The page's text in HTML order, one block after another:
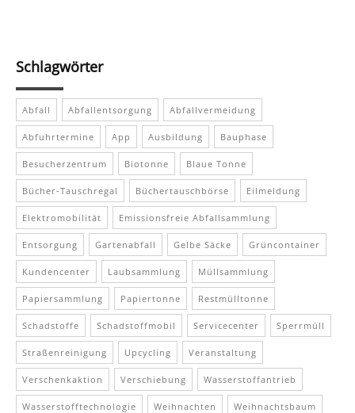
Schlagwörter
Abfall Abfallentsorgung Abfallvermeidung
Abfuhrtermine App Ausbildung Bauphase
Besucherzentrum Biotonne Blaue Tonne
Bücher-Tauschregal Büchertauschbörse Eilmeldung
Elektromobilität Emissionsfreie Abfallsammlung
Entsorgung Gartenabfall Gelbe Säcke Grüncontainer
Kundencenter Laubsammlung Müllsammlung
Papiersammlung Papiertonne Restmülltonne
Schadstoffe Schadstoffmobil Servicecenter Sperrmüll
Straßenreinigung Upcycling Veranstaltung
Verschenkaktion Verschiebung Wasserstoffantrieb
Wasserstofftechnologie Weihnachten Weihnachtsbaum